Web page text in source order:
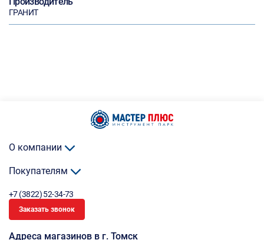
ГРАНИТ
О компании
Покупателям
+7 (3822) 52-34-73
Заказать звонок
Адреса магазинов в г. Томск